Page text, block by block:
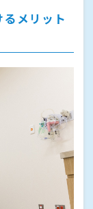
メリット